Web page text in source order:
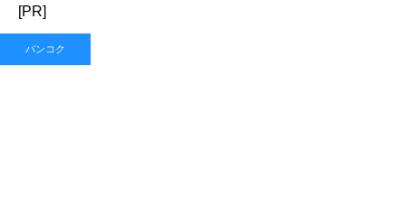
[PR]
バンコク